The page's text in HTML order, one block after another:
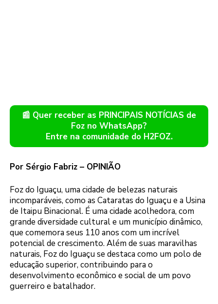
📰 Quer receber as PRINCIPAIS NOTÍCIAS de
Foz no WhatsApp?
Entre na comunidade do H2FOZ.
Por Sérgio Fabriz – OPINIÃO
Foz do Iguaçu, uma cidade de belezas naturais
incomparáveis, como as Cataratas do Iguaçu e a Usina
de Itaipu Binacional. É uma cidade acolhedora, com
grande diversidade cultural e um município dinâmico,
que comemora seus 110 anos com um incrível
potencial de crescimento. Além de suas maravilhas
naturais, Foz do Iguaçu se destaca como um polo de
educação superior, contribuindo para o
desenvolvimento econômico e social de um povo
guerreiro e batalhador.